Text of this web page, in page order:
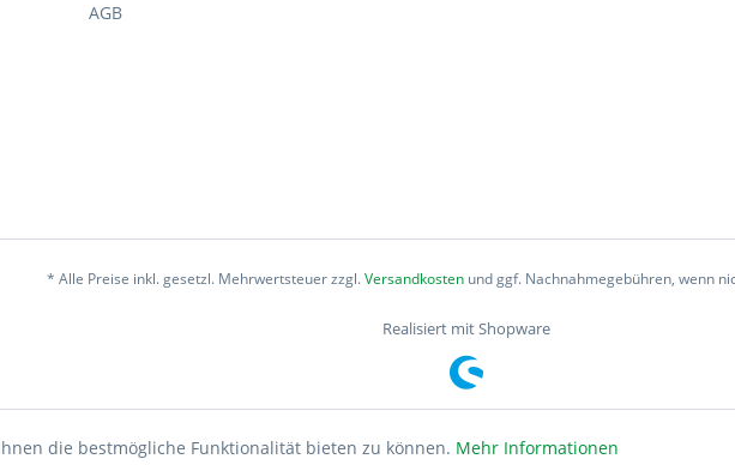
AGB
* Alle Preise inkl. gesetzl. Mehrwertsteuer zzgl.Versandkostenund ggf. Nachnahmegebühren, wenn
Realisiert mit Shopware
die bestmögliche Funktionalität bieten zu können. Mehr Informationen